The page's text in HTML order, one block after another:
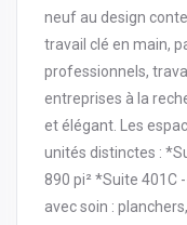
neuf au design
travail clé en main,
professionnels,
entreprises à la
et élégant. Les
unités distinctes :
890 pi² *Suite 401C
avec soin :